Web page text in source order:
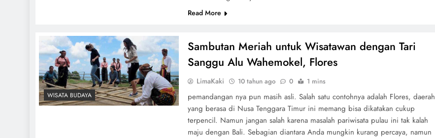
Read More
WISATA BUDAYA
Sambutan Meriah untuk Wisatawan dengan Tari
Sanggu Alu Wahemokel, Flores
LimaKaki 10 tahun ago 0 1 mins
pemandangan nya pun masih asli. Salah satu contohnya adalah Flores, daerah
yang berasa di Nusa Tenggara Timur ini memang bisa dikatakan cukup
terpencil. Namun jangan salah karena masalah pariwisata pulau ini tak kalah
maju dengan Bali. Sebagian diantara Anda mungkin kurang percaya, namun